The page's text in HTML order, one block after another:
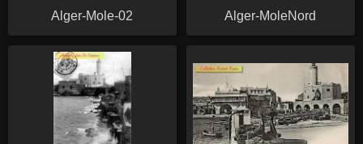
Alger-Mole-02 Alger-MoleNord